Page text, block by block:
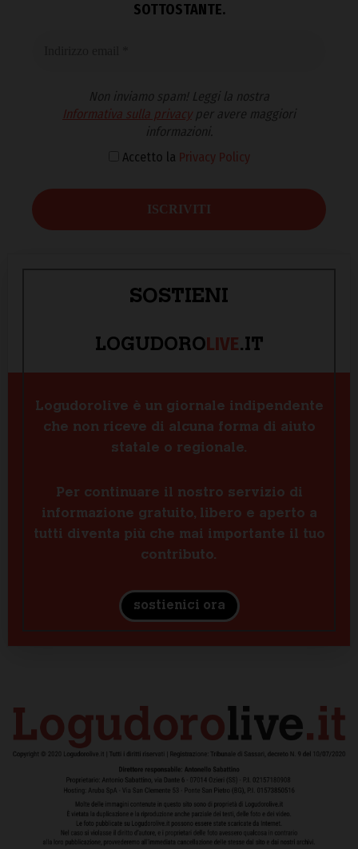
SOTTOSTANTE.
Non inviamo spam! Leggi la nostra
Informativa sulla privacyper avere maggiori
informazioni.
Accetto la Privacy Policy
SOSTIENI
LOGUDOROLIVE.IT
Logudorolive è un giornale indipendente
che non riceve di alcuna forma di aiuto
statale o regionale.
Per continuare il nostro servizio di
informazione gratuito, libero e aperto a
tutti diventa più che mai importante il tuo
contributo.
sostienici ora